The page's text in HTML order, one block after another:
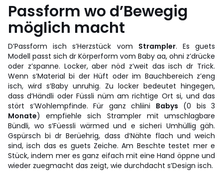
Passform wo d’Bewegig
möglich macht
D’Passform isch s’Herzstück vom Strampler. Es guets
Modell passt sich dr Körperform vom Baby aa, ohni z’drücke
oder z’spanne. Locker, aber nöd z’weit das isch dr Trick.
Wenn s’Material bi der Hüft oder im Bauchbereich z’eng
isch, wird s’Baby unruhig. Zu locker bedeutet hingegen,
dass d’Händli oder Füssli nüm am richtige Ort si, und das
stört s’Wohlempfinde. Für ganz chliini Babys (0 bis 3
Monate) empfiehle sich Strampler mit umschlagbare
Bündli, wo s’Füessli wärmed und e sicheri Umhüllig gäh.
Gspürsch bi dr Berüehrig, dass d’Nähte flach und weich
sind, isch das es guets Zeiche. Am Beschte testet mer e
Stück, indem mer es ganz eifach mit eine Hand öppne und
wieder zuegmacht das zeigt, wie durchdacht s’Design isch.